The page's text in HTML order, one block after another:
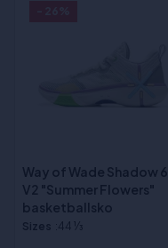
Way of Wade Shadow 6
V2 "Summer Flowers"
basketballsko
Sizes :44 1⁄3